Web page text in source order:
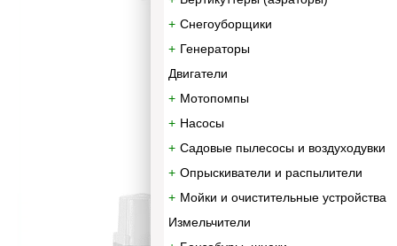
Снегоуборщики
Генераторы
Двигатели
Мотопомпы
Насосы
Садовые пылесосы и воздуходувки
Опрыскиватели и распылители
Мойки и очистительные устройства
Измельчители